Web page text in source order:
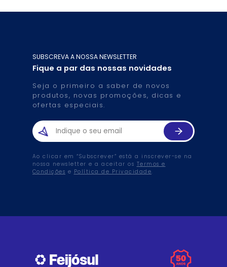
SUBSCREVA A NOSSA NEWSLETTER
Fique a par das nossas novidades
Seja o primeiro a saber de novos
produtos, novas promoções, dicas e
ofertas especiais.
Ao clicar em “Subscrever” está a inscrever-se na
nossa newsletter e a aceitar os Termos e
Condições e Política de Privacidade.